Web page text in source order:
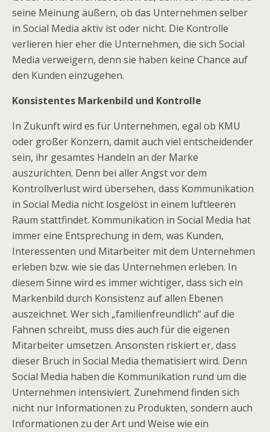
seine Meinung äußern, ob das Unternehmen selber
in Social Media aktiv ist oder nicht. Die Kontrolle
verlieren hier eher die Unternehmen, die sich Social
Media verweigern, denn sie haben keine Chance auf
den Kunden einzugehen.
Konsistentes Markenbild und Kontrolle
In Zukunft wird es für Unternehmen, egal ob KMU
oder großer Konzern, damit auch viel entscheidender
sein, ihr gesamtes Handeln an der Marke
auszurichten. Denn bei aller Angst vor dem
Kontrollverlust wird übersehen, dass Kommunikation
in Social Media nicht losgelöst in einem luftleeren
Raum stattfindet. Kommunikation in Social Media hat
immer eine Entsprechung in dem, was Kunden,
Interessenten und Mitarbeiter mit dem Unternehmen
erleben bzw. wie sie das Unternehmen erleben. In
diesem Sinne wird es immer wichtiger, dass sich ein
Markenbild durch Konsistenz auf allen Ebenen
auszeichnet. Wer sich „familienfreundlich“ auf die
Fahnen schreibt, muss dies auch für die eigenen
Mitarbeiter umsetzen. Ansonsten riskiert er, dass
dieser Bruch in Social Media thematisiert wird. Denn
Social Media haben die Kommunikation rund um die
Unternehmen intensiviert. Zunehmend finden sich
nicht nur Informationen zu Produkten, sondern auch
Informationen zu der Art und Weise wie ein